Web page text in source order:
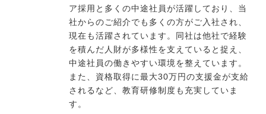
ア採用と多くの中途社員が活躍しており、当
社からのご紹介でも多くの方がご入社され、
現在も活躍されています。同社は他社で経験
を積んだ人財が多様性を支えていると捉え、
中途社員の働きやすい環境を整えています。
また、資格取得に最大30万円の支援金が支給
されるなど、教育研修制度も充実していま
す。